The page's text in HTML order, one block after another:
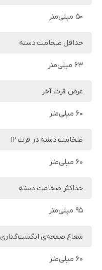
50 میلی‌متر
حداقل ضخامت دسته
63 میلی‌متر
عرض فرت آخر
60 میلی‌متر
ضخامت دسته در فرت 12
60 میلی‌متر
حداکثر ضخامت دسته
95 میلی‌متر
شعاع صفحه‌ی انگشت‌گذاری
60 میلی‌متر